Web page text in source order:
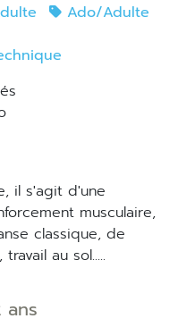
Ado/Adulte
musculaire,
classique, de
au sol.....
ans